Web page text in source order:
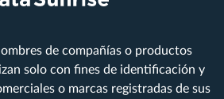
de compañías o productos
solo con fines de identificación y
o marcas registradas de sus